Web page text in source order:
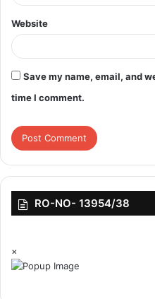
Website
Save my name, email, and
time I comment.
RO-NO- 13954/38
×